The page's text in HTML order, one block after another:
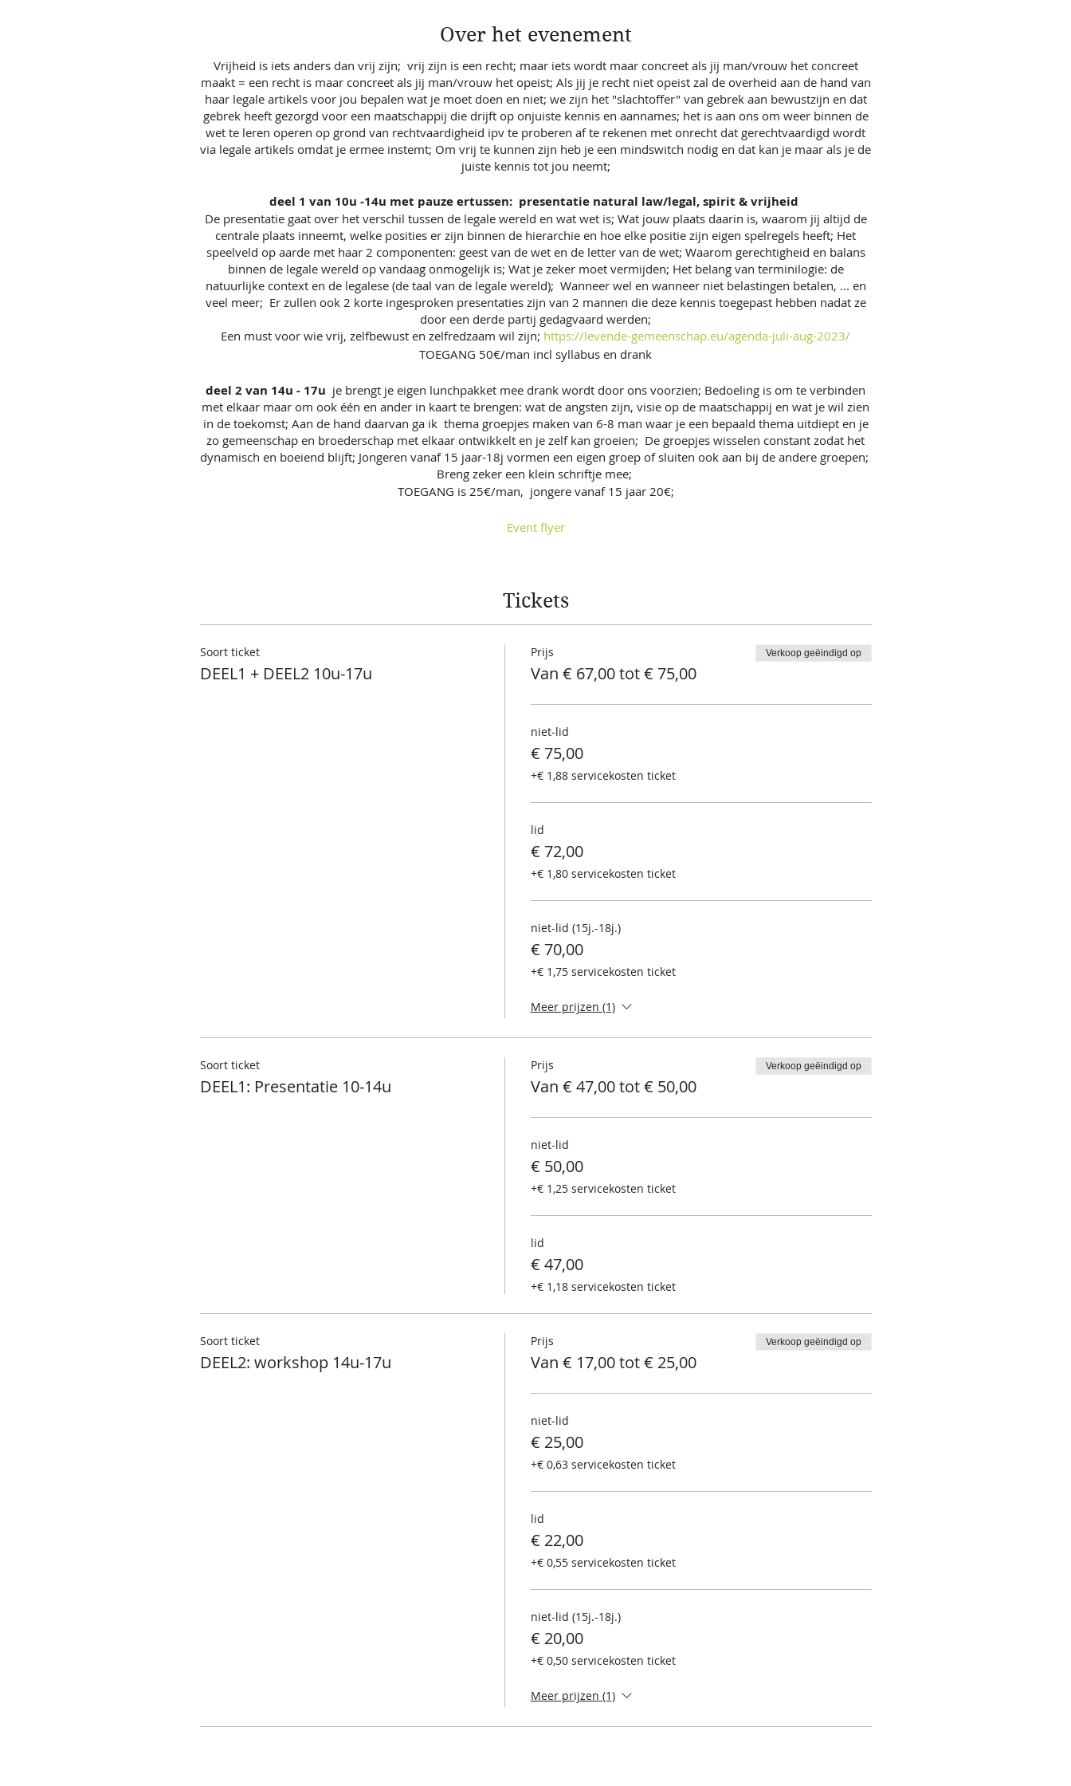
Over het evenement
Vrijheid is iets anders dan vrij zijn; vrij zijn is een recht; maar iets wordt maar concreet als jij man/vrouw het concreet
maakt = een recht is maar concreet als jij man/vrouw het opeist; Als jij je recht niet opeist zal de overheid aan de hand van
haar legale artikels voor jou bepalen wat je moet doen en niet; we zijn het "slachtoffer" van gebrek aan bewustzijn en dat
gebrek heeft gezorgd voor een maatschappij die drijft op onjuiste kennis en aannames; het is aan ons om weer binnen de
wet te leren operen op grond van rechtvaardigheid ipv te proberen af te rekenen met onrecht dat gerechtvaardigd wordt
via legale artikels omdat je ermee instemt; Om vrij te kunnen zijn heb je een mindswitch nodig en dat kan je maar als je de
juiste kennis tot jou neemt;
deel 1 van 10u -14u met pauze ertussen: presentatie natural law/legal, spirit & vrijheid
De presentatie gaat over het verschil tussen de legale wereld en wat wet is; Wat jouw plaats daarin is, waarom jij altijd de
centrale plaats inneemt, welke posities er zijn binnen de hierarchie en hoe elke positie zijn eigen spelregels heeft; Het
speelveld op aarde met haar 2 componenten: geest van de wet en de letter van de wet; Waarom gerechtigheid en balans
binnen de legale wereld op vandaag onmogelijk is; Wat je zeker moet vermijden; Het belang van terminilogie: de
natuurlijke context en de legalese (de taal van de legale wereld); Wanneer wel en wanneer niet belastingen betalen, ... en
veel meer; Er zullen ook 2 korte ingesproken presentaties zijn van 2 mannen die deze kennis toegepast hebben nadat ze
door een derde partij gedagvaard werden;
Een must voor wie vrij, zelfbewust en zelfredzaam wil zijn; https://levende-gemeenschap.eu/agenda-juli-aug-2023/
TOEGANG 50€/man incl syllabus en drank
deel 2 van 14u - 17u je brengt je eigen lunchpakket mee drank wordt door ons voorzien; Bedoeling is om te verbinden
met elkaar maar om ook één en ander in kaart te brengen: wat de angsten zijn, visie op de maatschappij en wat je wil zien
in de toekomst; Aan de hand daarvan ga ik thema groepjes maken van 6-8 man waar je een bepaald thema uitdiept en je
zo gemeenschap en broederschap met elkaar ontwikkelt en je zelf kan groeien; De groepjes wisselen constant zodat het
dynamisch en boeiend blijft; Jongeren vanaf 15 jaar-18j vormen een eigen groep of sluiten ook aan bij de andere groepen;
Breng zeker een klein schriftje mee;
TOEGANG is 25€/man, jongere vanaf 15 jaar 20€;
Event flyer
Tickets
Soort ticket
DEEL1 + DEEL2 10u-17u
Prijs
Van € 67,00 tot € 75,00
Verkoop geëindigd op
niet-lid
€ 75,00
+€ 1,88 servicekosten ticket
lid
€ 72,00
+€ 1,80 servicekosten ticket
niet-lid (15j.-18j.)
€ 70,00
+€ 1,75 servicekosten ticket
Meer prijzen (1)
Soort ticket
DEEL1: Presentatie 10-14u
Prijs
Van € 47,00 tot € 50,00
Verkoop geëindigd op
niet-lid
€ 50,00
+€ 1,25 servicekosten ticket
lid
€ 47,00
+€ 1,18 servicekosten ticket
Soort ticket
DEEL2: workshop 14u-17u
Prijs
Van € 17,00 tot € 25,00
Verkoop geëindigd op
niet-lid
€ 25,00
+€ 0,63 servicekosten ticket
lid
€ 22,00
+€ 0,55 servicekosten ticket
niet-lid (15j.-18j.)
€ 20,00
+€ 0,50 servicekosten ticket
Meer prijzen (1)